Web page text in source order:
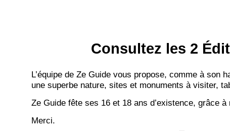
Consultez les 2
L’équipe de Ze Guide vous propose, comme à
une superbe nature, sites et monuments à visiter,
Ze Guide fête ses 16 et 18 ans d’existence, grâce
Merci.